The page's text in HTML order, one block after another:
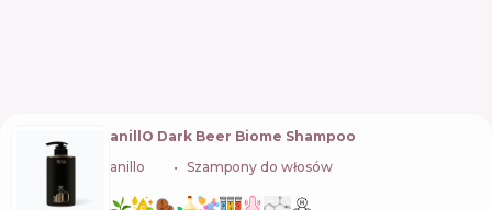
anillO Dark Beer Biome Shampoo
anillo
Szampony do włosów